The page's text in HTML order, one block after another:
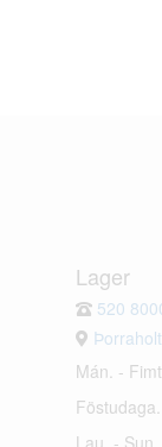
Lager
520
Mán. -